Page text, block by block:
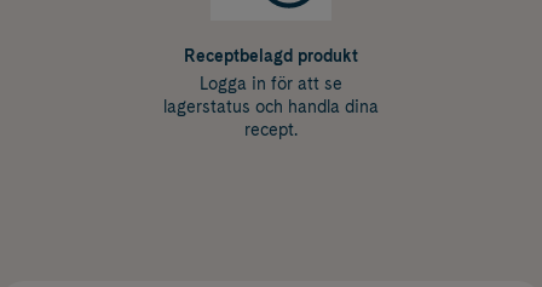
Receptbelagd produkt
Logga in för att se
lagerstatus och handla dina
recept.